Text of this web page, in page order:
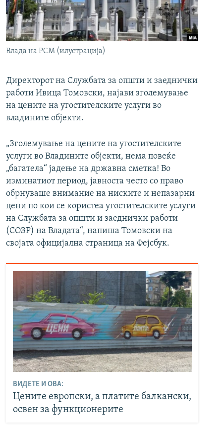
РСЕ веб страници
Влада на РСМ (илустрација)
Директорот на Службата за општи и заеднички
работи Ивица Томовски, најави зголемување
на цените на угостителските услуги во
владините објекти.
„Зголемување на цените на угостителските
услуги во Владините објекти, нема повеќе
„багатела“ јадење на државна сметка! Во
изминатиот период, јавноста често со право
обрнуваше внимание на ниските и непазарни
цени по кои се користеа угостителските услуги
на Службата за општи и заеднички работи
(СОЗР) на Владата“, напиша Томовски на
својата официјална страница на Фејсбук.
ВИДЕТЕ И ОВА:
Цените европски, а платите балкански,
освен за функционерите